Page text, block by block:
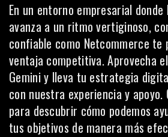
En un entorno empresarial
avanza a un ritmo vertiginoso,
confiable como Netcommerce te
ventaja competitiva. Aprovecha
Gemini y lleva tu estrategia
con nuestra experiencia y apoyo.
para descubrir cómo podemos
tus objetivos de manera más